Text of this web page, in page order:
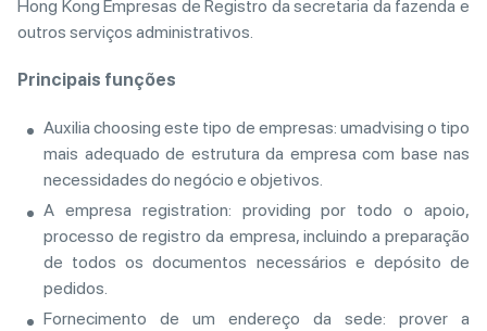
Hong Kong Empresas de Registro da secretaria da fazenda e
outros serviços administrativos.
Principais funções
Auxilia сhoosing este tipo de empresas: umadvising o tipo
mais adequado de estrutura da empresa com base nas
necessidades do negócio e objetivos.
A empresa registration: providing por todo o apoio,
processo de registro da empresa, incluindo a preparação
de todos os documentos necessários e depósito de
pedidos.
Fornecimento de um endereço da sede: prover a